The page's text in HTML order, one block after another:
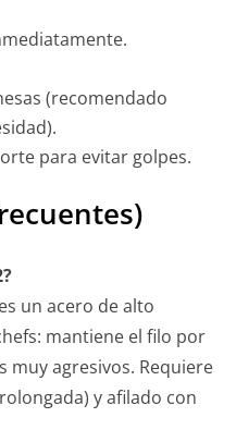
(recomendado
para evitar golpes.
un acero de alto
mantiene el filo por
muy agresivos. Requiere
y afilado con